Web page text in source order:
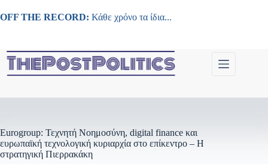
στο
OFF THE RECORD: Κάθε χρόνο τα ίδια...
Eurogroup: Τεχνητή Νοημοσύνη, digital finance και
ευρωπαϊκή τεχνολογική κυριαρχία στο επίκεντρο – Η
στρατηγική Πιερρακάκη